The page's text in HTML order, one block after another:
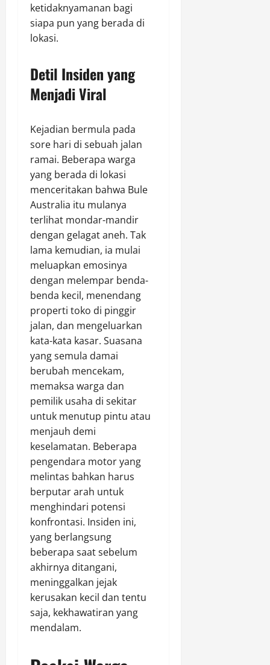
ketidaknyamanan bagi
siapa pun yang berada di
lokasi.
Detil Insiden yang
Menjadi Viral
Kejadian bermula pada
sore hari di sebuah jalan
ramai. Beberapa warga
yang berada di lokasi
menceritakan bahwa Bule
Australia itu mulanya
terlihat mondar-mandir
dengan gelagat aneh. Tak
lama kemudian, ia mulai
meluapkan emosinya
dengan melempar benda-
benda kecil, menendang
properti toko di pinggir
jalan, dan mengeluarkan
kata-kata kasar. Suasana
yang semula damai
berubah mencekam,
memaksa warga dan
pemilik usaha di sekitar
untuk menutup pintu atau
menjauh demi
keselamatan. Beberapa
pengendara motor yang
melintas bahkan harus
berputar arah untuk
menghindari potensi
konfrontasi. Insiden ini,
yang berlangsung
beberapa saat sebelum
akhirnya ditangani,
meninggalkan jejak
kerusakan kecil dan tentu
saja, kekhawatiran yang
mendalam.